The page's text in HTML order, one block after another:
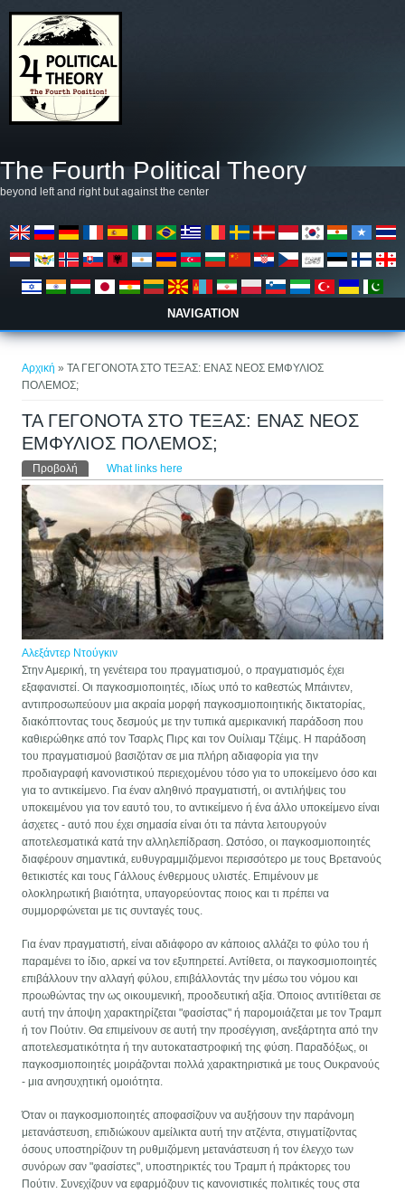
The Fourth Political Theory
beyond left and right but against the center
NAVIGATION
Αρχική » ΤΑ ΓΕΓΟΝΟΤΑ ΣΤΟ ΤΕΞΑΣ: ΕΝΑΣ ΝΕΟΣ ΕΜΦΥΛΙΟΣ
ΠΟΛΕΜΟΣ;
ΤΑ ΓΕΓΟΝΟΤΑ ΣΤΟ ΤΕΞΑΣ: ΕΝΑΣ ΝΕΟΣ
ΕΜΦΥΛΙΟΣ ΠΟΛΕΜΟΣ;
Πρωτεύουσες καρτέλες
Προβολή (ενεργή καρτέλα)
What links here
Αλεξάντερ Ντούγκιν
Στην Αμερική, τη γενέτειρα του πραγματισμού, ο πραγματισμός έχει
εξαφανιστεί. Οι παγκοσμιοποιητές, ιδίως υπό το καθεστώς Μπάιντεν,
αντιπροσωπεύουν μια ακραία μορφή παγκοσμιοποιητικής δικτατορίας,
διακόπτοντας τους δεσμούς με την τυπικά αμερικανική παράδοση που
καθιερώθηκε από τον Τσαρλς Πιρς και τον Ουίλιαμ Τζέιμς. Η παράδοση
του πραγματισμού βασιζόταν σε μια πλήρη αδιαφορία για την
προδιαγραφή κανονιστικού περιεχομένου τόσο για το υποκείμενο όσο και
για το αντικείμενο. Για έναν αληθινό πραγματιστή, οι αντιλήψεις του
υποκειμένου για τον εαυτό του, το αντικείμενο ή ένα άλλο υποκείμενο είναι
άσχετες - αυτό που έχει σημασία είναι ότι τα πάντα λειτουργούν
αποτελεσματικά κατά την αλληλεπίδραση. Ωστόσο, οι παγκοσμιοποιητές
διαφέρουν σημαντικά, ευθυγραμμιζόμενοι περισσότερο με τους Βρετανούς
θετικιστές και τους Γάλλους ένθερμους υλιστές. Επιμένουν με
ολοκληρωτική βιαιότητα, υπαγορεύοντας ποιος και τι πρέπει να
συμμορφώνεται με τις συνταγές τους.
Για έναν πραγματιστή, είναι αδιάφορο αν κάποιος αλλάζει το φύλο του ή
παραμένει το ίδιο, αρκεί να τον εξυπηρετεί. Αντίθετα, οι παγκοσμιοποιητές
επιβάλλουν την αλλαγή φύλου, επιβάλλοντάς την μέσω του νόμου και
προωθώντας την ως οικουμενική, προοδευτική αξία. Όποιος αντιτίθεται σε
αυτή την άποψη χαρακτηρίζεται "φασίστας" ή παρομοιάζεται με τον Τραμπ
ή τον Πούτιν. Θα επιμείνουν σε αυτή την προσέγγιση, ανεξάρτητα από την
αποτελεσματικότητα ή την αυτοκαταστροφική της φύση. Παραδόξως, οι
παγκοσμιοποιητές μοιράζονται πολλά χαρακτηριστικά με τους Ουκρανούς
- μια ανησυχητική ομοιότητα.
Όταν οι παγκοσμιοποιητές αποφασίζουν να αυξήσουν την παράνομη
μετανάστευση, επιδιώκουν αμείλικτα αυτή την ατζέντα, στιγματίζοντας
όσους υποστηρίζουν τη ρυθμιζόμενη μετανάστευση ή τον έλεγχο των
συνόρων σαν "φασίστες", υποστηρικτές του Τραμπ ή πράκτορες του
Πούτιν. Συνεχίζουν να εφαρμόζουν τις κανονιστικές πολιτικές τους στα